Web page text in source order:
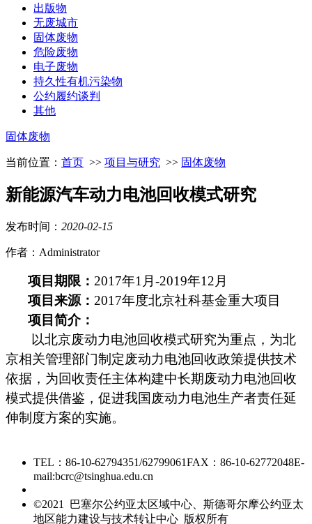
出版物
无废城市
固体废物
危险废物
电子废物
持久性有机污染物
公约履约谈判
其他
固体废物
当前位置： 首页 >> 项目与研究 >> 固体废物
新能源汽车动力电池回收模式研究
发布时间： 2020-02-15
作者：Administrator
项目期限： 2017年1月-2019年12月
项目来源： 2017年度北京社科基金重大项目
项目简介：
以北京废动力电池回收模式研究为重点，为北
京相关管理部门制定废动力电池回收政策提供技术
依据，为回收责任主体构建中长期废动力电池回收
模式提供借鉴，促进我国废动力电池生产者责任延
伸制度方案的实施。
TEL：86-10-62794351/62799061FAX：86-10-62772048E-
mail:bcrc@tsinghua.edu.cn
©2021 巴塞尔公约亚太区域中心、斯德哥尔摩公约亚太
地区能力建设与技术转让中心 版权所有